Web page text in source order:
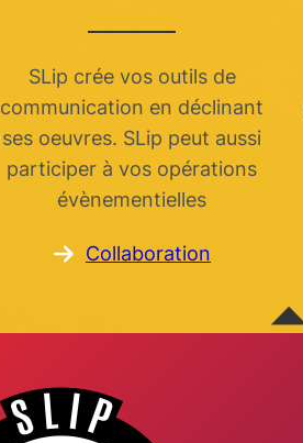
SLip crée vos outils de
communication en déclinant
ses oeuvres. SLip peut aussi
participer à vos opérations
évènementielles
Collaboration